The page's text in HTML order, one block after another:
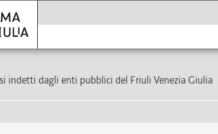
indetti dagli enti pubblici del Friuli Venezia Giulia